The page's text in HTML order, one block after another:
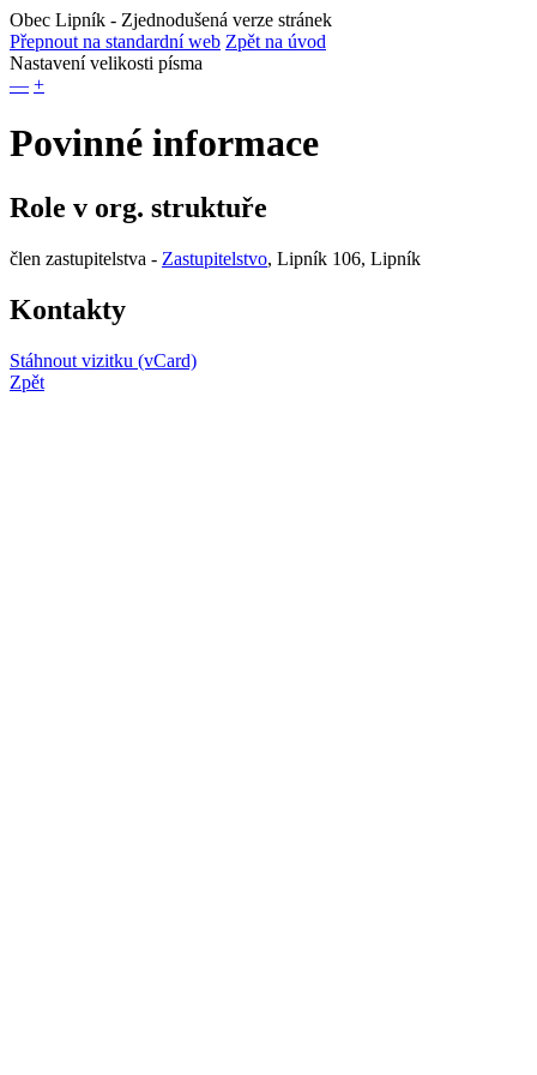
Obec Lipník - Zjednodušená verze stránek
Přepnout na standardní web Zpět na úvod
Nastavení velikosti písma
— +
Povinné informace
Role v org. struktuře
člen zastupitelstva - Zastupitelstvo, Lipník 106, Lipník
Kontakty
Stáhnout vizitku (vCard)
Zpět